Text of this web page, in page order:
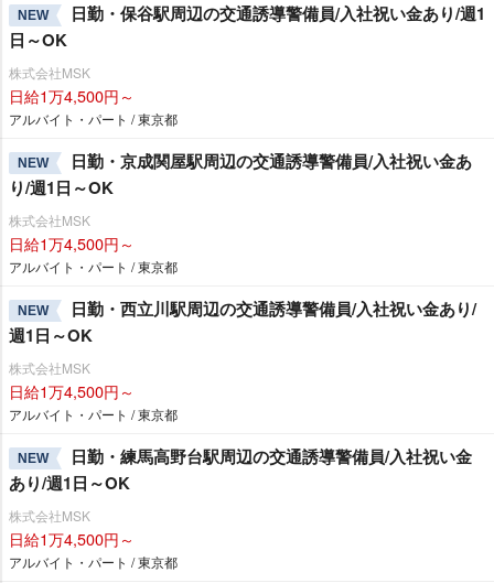
NEW
日勤・保谷駅周辺の交通誘導警備員/入社祝い金あり/週1
日～OK
株式会社MSK
日給1万4,500円～
アルバイト・パート / 東京都
NEW
日勤・京成関屋駅周辺の交通誘導警備員/入社祝い金あ
り/週1日～OK
株式会社MSK
日給1万4,500円～
アルバイト・パート / 東京都
NEW
日勤・西立川駅周辺の交通誘導警備員/入社祝い金あり/
週1日～OK
株式会社MSK
日給1万4,500円～
アルバイト・パート / 東京都
NEW
日勤・練馬高野台駅周辺の交通誘導警備員/入社祝い金
あり/週1日～OK
株式会社MSK
日給1万4,500円～
アルバイト・パート / 東京都